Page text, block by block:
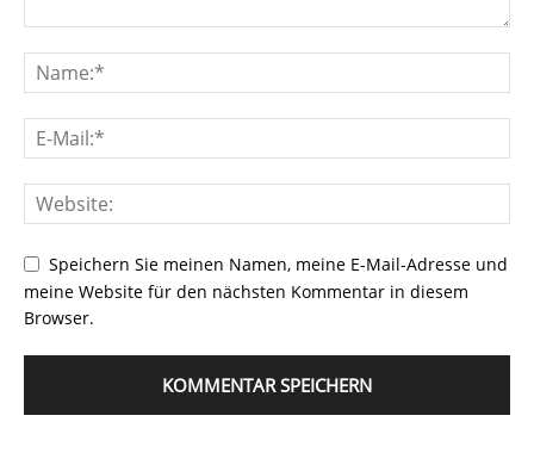
Speichern Sie meinen Namen, meine E-Mail-Adresse und
meine Website für den nächsten Kommentar in diesem
Browser.